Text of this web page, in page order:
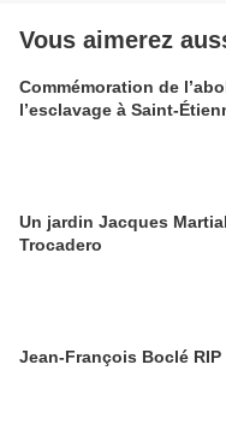
Vous aimerez
Commémoration de
l’esclavage à Saint-
Un jardin Jacques
Trocadero
Jean-François Boclé RIP